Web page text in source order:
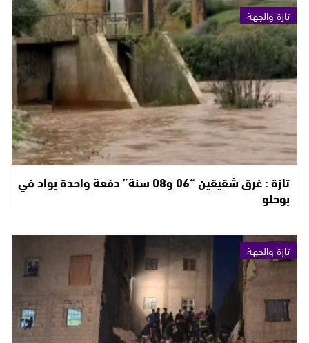
تازة والجهة
تازة : غرق شقيقين “06 و08 سنة” دفعة واحدة بواد في
بوحلو
تازة والجهة